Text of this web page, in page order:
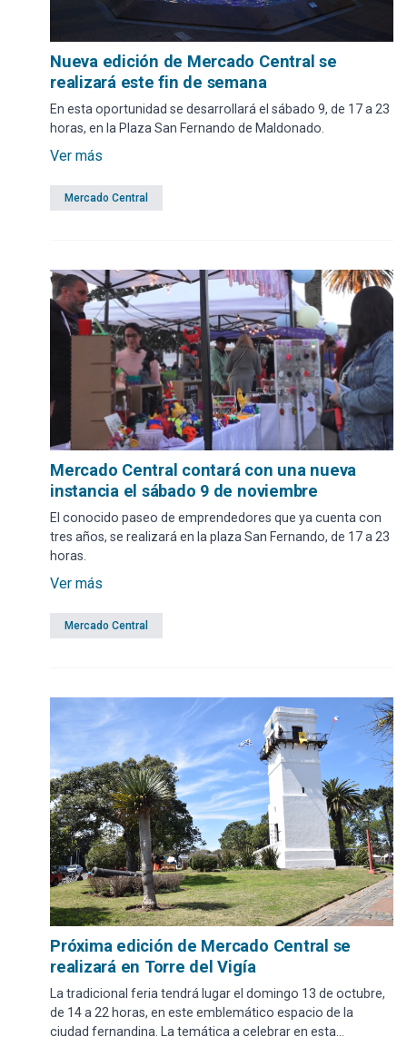
Nueva edición de Mercado Central se
realizará este fin de semana
En esta oportunidad se desarrollará el sábado 9, de 17 a 23
horas, en la Plaza San Fernando de Maldonado.
Ver más
Mercado Central
Mercado Central contará con una nueva
instancia el sábado 9 de noviembre
El conocido paseo de emprendedores que ya cuenta con
tres años, se realizará en la plaza San Fernando, de 17 a 23
horas.
Ver más
Mercado Central
Próxima edición de Mercado Central se
realizará en Torre del Vigía
La tradicional feria tendrá lugar el domingo 13 de octubre,
de 14 a 22 horas, en este emblemático espacio de la
ciudad fernandina. La temática a celebrar en esta